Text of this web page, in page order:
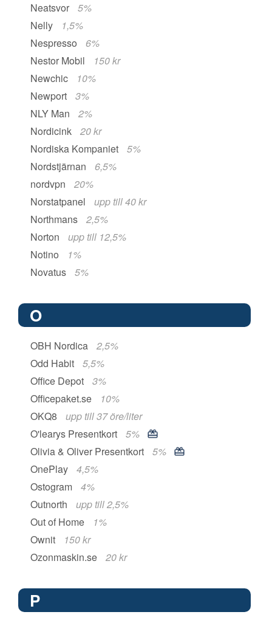
Neatsvor
5%
Nelly
1,5%
Nespresso
6%
Nestor Mobil
150 kr
Newchic
10%
Newport
3%
NLY Man
2%
Nordicink
20 kr
Nordiska Kompaniet
5%
Nordstjärnan
6,5%
nordvpn
20%
Norstatpanel
upp till 40 kr
Northmans
2,5%
Norton
upp till 12,5%
Notino
1%
Novatus
5%
O
OBH Nordica
2,5%
Odd Habit
5,5%
Office Depot
3%
Officepaket.se
10%
OKQ8
upp till 37 öre/liter
O'learys Presentkort
5%
Olivia & Oliver Presentkort
5%
OnePlay
4,5%
Ostogram
4%
Outnorth
upp till 2,5%
Out of Home
1%
Ownit
150 kr
Ozonmaskin.se
20 kr
P